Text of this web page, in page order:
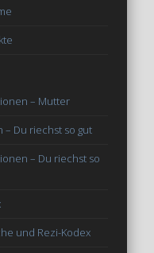
– Mutter
Du riechst so gut
– Du riechst so
und Rezi-Kodex